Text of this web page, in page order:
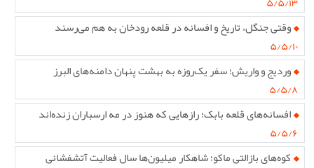
وقتی جنگل، تاریخ و افسانه در قلعه رودخان به هم می‌رسند
۵/۵/۱۰
وردیج و واریش؛ سفر یک‌روزه به بهشت پنهان دامنه‌های البرز
۵/۵/۸
افسانه‌های قلعه بابک؛ رازهایی که هنوز در مه ارسباران زنده‌اند
۵/۵/۶
کوه‌های بازالتی ماکو؛ شاهکار میلیون‌ها سال فعالیت آتشفشانی